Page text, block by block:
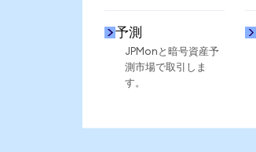
予測
JPMonと暗号資産予
測市場で取引しま
す。